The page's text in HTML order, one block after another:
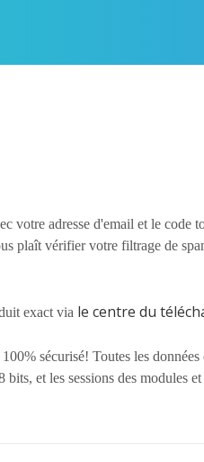
votre adresse d'email et le
plaît vérifier votre filtrage de
exact via le centre du
sécurisé! Toutes les
et les sessions des modules